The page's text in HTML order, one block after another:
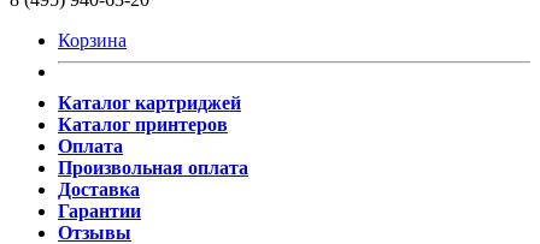
Корзина
Каталог картриджей
Каталог принтеров
Оплата
Произвольная оплата
Доставка
Гарантии
Отзывы